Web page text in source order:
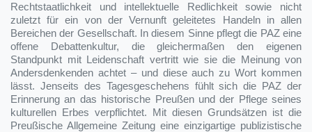
Rechtstaatlichkeit und intellektuelle Redlichkeit sowie nicht
zuletzt für ein von der Vernunft geleitetes Handeln in allen
Bereichen der Gesellschaft. In diesem Sinne pflegt die PAZ eine
offene Debattenkultur, die gleichermaßen den eigenen
Standpunkt mit Leidenschaft vertritt wie sie die Meinung von
Andersdenkenden achtet – und diese auch zu Wort kommen
lässt. Jenseits des Tagesgeschehens fühlt sich die PAZ der
Erinnerung an das historische Preußen und der Pflege seines
kulturellen Erbes verpflichtet. Mit diesen Grundsätzen ist die
Preußische Allgemeine Zeitung eine einzigartige publizistische